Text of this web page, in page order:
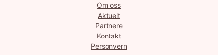
Om oss
Aktuelt
Partnere
Kontakt
Personvern